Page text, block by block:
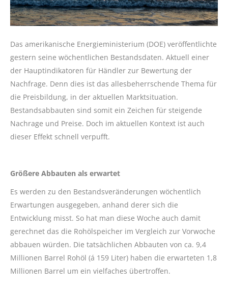
Das amerikanische Energieministerium (DOE) veröffentlichte
gestern seine wöchentlichen Bestandsdaten. Aktuell einer
der Hauptindikatoren für Händler zur Bewertung der
Nachfrage. Denn dies ist das allesbeherrschende Thema für
die Preisbildung, in der aktuellen Marktsituation.
Bestandsabbauten sind somit ein Zeichen für steigende
Nachrage und Preise. Doch im aktuellen Kontext ist auch
dieser Effekt schnell verpufft.
Größere Abbauten als erwartet
Es werden zu den Bestandsveränderungen wöchentlich
Erwartungen ausgegeben, anhand derer sich die
Entwicklung misst. So hat man diese Woche auch damit
gerechnet das die Rohölspeicher im Vergleich zur Vorwoche
abbauen würden. Die tatsächlichen Abbauten von ca. 9,4
Millionen Barrel Rohöl (á 159 Liter) haben die erwarteten 1,8
Millionen Barrel um ein vielfaches übertroffen.